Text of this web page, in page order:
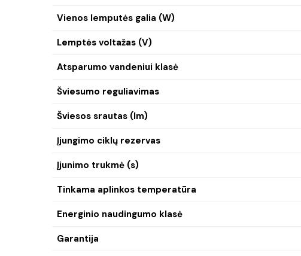
Vienos lemputės galia (W)
Lemptės voltažas (V)
Atsparumo vandeniui klasė
Šviesumo reguliavimas
Šviesos srautas (lm)
Įjungimo ciklų rezervas
Įjunimo trukmė (s)
Tinkama aplinkos temperatūra
Energinio naudingumo klasė
Garantija